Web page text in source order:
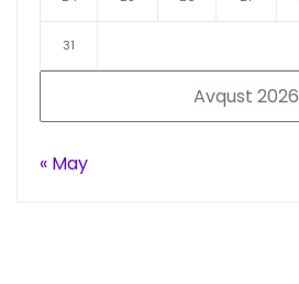
Avqust 2026
31
« May